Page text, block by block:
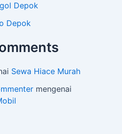
Depok
Depok
Sewa Hiace Murah
mengenai